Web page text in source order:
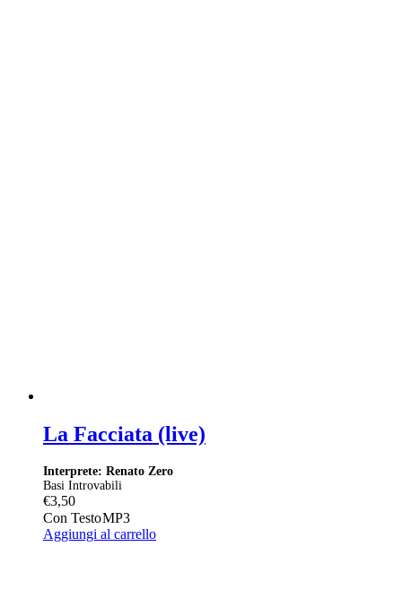
La Facciata (live)
Interprete: Renato Zero
Basi Introvabili
€3,50
Con TestoMP3
Aggiungi al carrello